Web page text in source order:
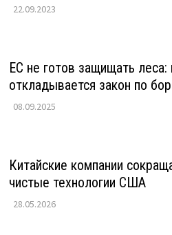
22.09.2023
ЕС не готов защищать леса:
откладывается закон по
08.09.2025
Китайские компании
чистые технологии США
28.05.2026